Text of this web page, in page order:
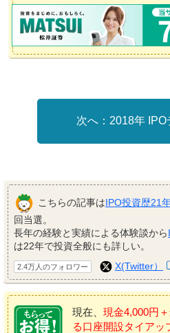
2018年 IPO
こちらの記事はIPO投資歴21
回当選。
長年の経験と実績による体験談から
は22年で投資全般にも詳しい。
2.4万人のフォロワー X(Twitter）
現在、 現金4,000円
る口座開設タイアッ